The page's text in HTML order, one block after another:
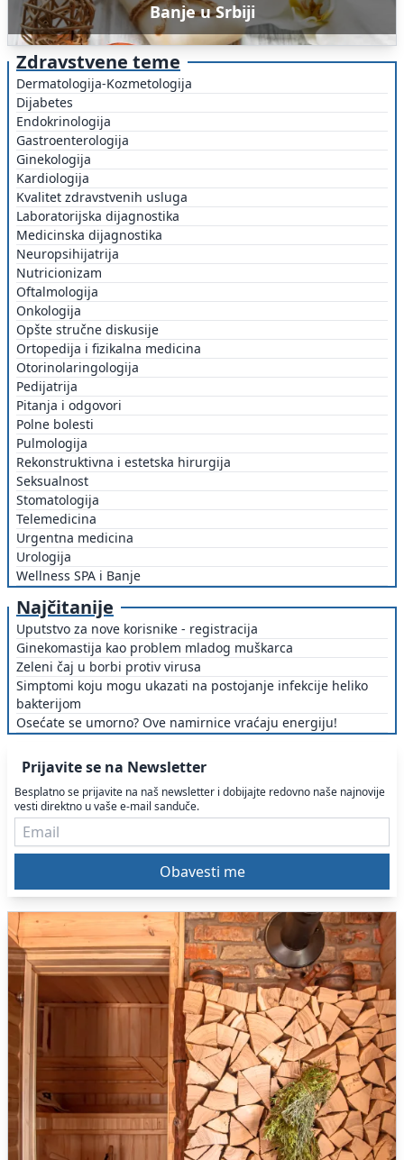
Banje u Srbiji
Zdravstvene teme
Dermatologija-Kozmetologija
Dijabetes
Endokrinologija
Gastroenterologija
Ginekologija
Kardiologija
Kvalitet zdravstvenih usluga
Laboratorijska dijagnostika
Medicinska dijagnostika
Neuropsihijatrija
Nutricionizam
Oftalmologija
Onkologija
Opšte stručne diskusije
Ortopedija i fizikalna medicina
Otorinolaringologija
Pedijatrija
Pitanja i odgovori
Polne bolesti
Pulmologija
Rekonstruktivna i estetska hirurgija
Seksualnost
Stomatologija
Telemedicina
Urgentna medicina
Urologija
Wellness SPA i Banje
Najčitanije
Uputstvo za nove korisnike - registracija
Ginekomastija kao problem mladog muškarca
Zeleni čaj u borbi protiv virusa
Simptomi koju mogu ukazati na postojanje infekcije heliko
bakterijom
Osećate se umorno? Ove namirnice vraćaju energiju!
Prijavite se na Newsletter
Besplatno se prijavite na naš newsletter i dobijajte redovno naše najnovije
vesti direktno u vaše e-mail sanduče.